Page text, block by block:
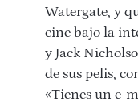
Watergate, y
cine bajo la
y Jack
de sus pelis,
«Tienes un e-